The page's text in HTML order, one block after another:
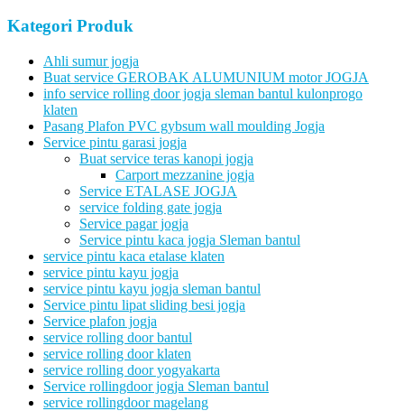
Kategori Produk
Ahli sumur jogja
Buat service GEROBAK ALUMUNIUM motor JOGJA
info service rolling door jogja sleman bantul kulonprogo
klaten
Pasang Plafon PVC gybsum wall moulding Jogja
Service pintu garasi jogja
Buat service teras kanopi jogja
Carport mezzanine jogja
Service ETALASE JOGJA
service folding gate jogja
Service pagar jogja
Service pintu kaca jogja Sleman bantul
service pintu kaca etalase klaten
service pintu kayu jogja
service pintu kayu jogja sleman bantul
Service pintu lipat sliding besi jogja
Service plafon jogja
service rolling door bantul
service rolling door klaten
service rolling door yogyakarta
Service rollingdoor jogja Sleman bantul
service rollingdoor magelang